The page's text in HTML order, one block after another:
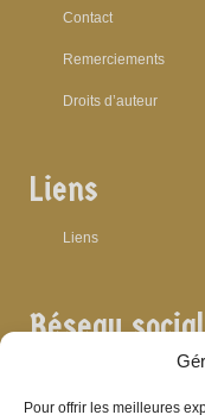
Pour offrir les meilleures
Contact
Remerciements
Droits d’auteur
Liens
Liens
Réseau social